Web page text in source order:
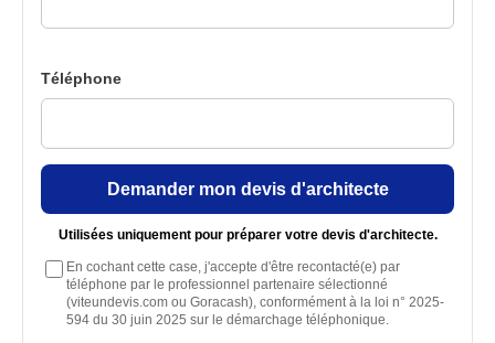
Téléphone
Demander mon devis d'architecte
Utilisées uniquement pour préparer votre devis d'architecte.
En cochant cette case, j'accepte d'être recontacté(e) par
téléphone par le professionnel partenaire sélectionné
(viteundevis.com ou Goracash), conformément à la loi n° 2025-
594 du 30 juin 2025 sur le démarchage téléphonique.